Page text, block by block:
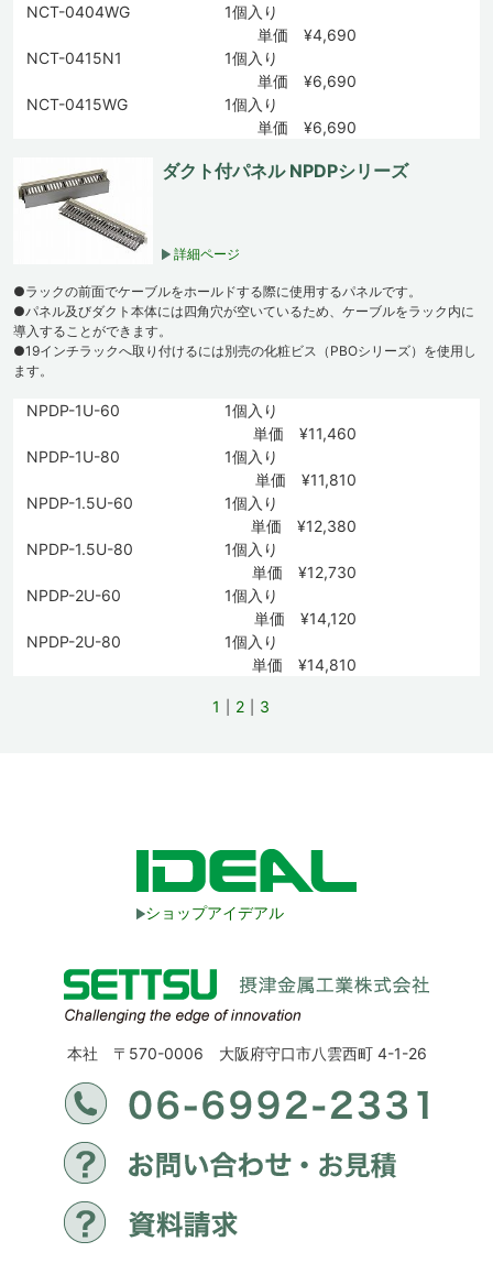
NCT-0404WG
1個入り
単価 ¥4,690
NCT-0415N1
1個入り
単価 ¥6,690
NCT-0415WG
1個入り
単価 ¥6,690
ダクト付パネル NPDPシリーズ
詳細ページ
●ラックの前面でケーブルをホールドする際に使用するパネルです。
●パネル及びダクト本体には四角穴が空いているため、ケーブルをラック内に
導入することができます。
●19インチラックへ取り付けるには別売の化粧ビス（PBOシリーズ）を使用し
ます。
NPDP-1U-60
1個入り
単価 ¥11,460
NPDP-1U-80
1個入り
単価 ¥11,810
NPDP-1.5U-60
1個入り
単価 ¥12,380
NPDP-1.5U-80
1個入り
単価 ¥12,730
NPDP-2U-60
1個入り
単価 ¥14,120
NPDP-2U-80
1個入り
単価 ¥14,810
1 2 3
ショップアイデアル
本社 〒570-0006 大阪府守口市八雲西町 4-1-26